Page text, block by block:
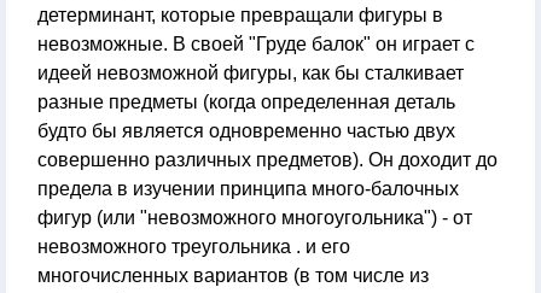
детерминант, которые превращали фигуры в
невозможные. В своей "Груде балок" он играет с
идеей невозможной фигуры, как бы сталкивает
разные предметы (когда определенная деталь
будто бы является одновременно частью двух
совершенно различных предметов). Он доходит до
предела в изучении принципа много-балочных
фигур (или "невозможного многоугольника") - от
невозможного треугольника . и его
многочисленных вариантов (в том числе из